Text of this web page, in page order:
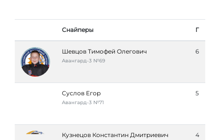
Снайперы Г
Шевцов Тимофей Олегович
Авангард-3 №69
6
Суслов Егор
Авангард-3 №71
5
Кузнецов Константин Дмитриевич 4